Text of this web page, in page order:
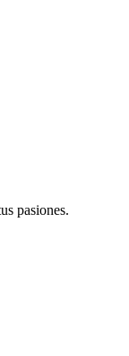
pasiones.